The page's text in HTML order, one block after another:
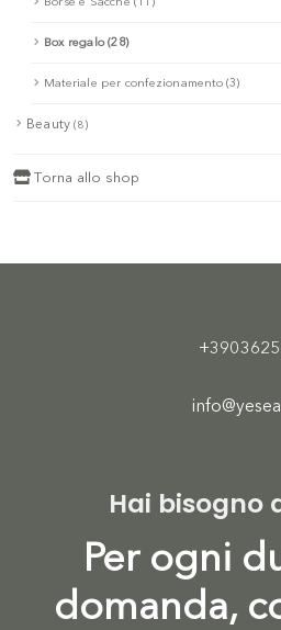
Box regalo (28)
Materiale per confezionamento (3)
Beauty(8)
Torna allo shop
Hai bisogno
Per ogni
domanda,